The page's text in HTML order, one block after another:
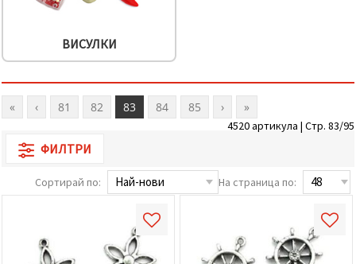
ВИСУЛКИ
« ‹ 81 82 83 84 85 › »
4520 артикула | Стр. 83/95
ФИЛТРИ
Сортирай по: На страница по: